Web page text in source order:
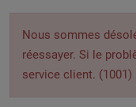
Nous sommes
réessayer. Si le
service client. (1001)